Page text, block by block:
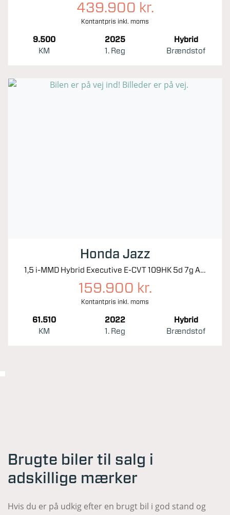
439.900 kr.
Kontantpris inkl. moms
9.500
KM
2025
1. Reg
Hybrid
Brændstof
Honda Jazz
1,5 i-MMD Hybrid Executive E-CVT 109HK 5d 7g Aut.
159.900 kr.
Kontantpris inkl. moms
61.510
KM
2022
1. Reg
Hybrid
Brændstof
Brugte biler til salg i
adskillige mærker
Hvis du er på udkig efter en brugt bil i god stand og